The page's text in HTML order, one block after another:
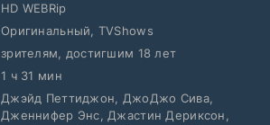
HD WEBRip
Оригинальный, TVShows
зрителям, достигшим 18 лет
1 ч 31 мин
Джэйд Петтиджон, ДжоДжо Сива,
Дженнифер Энс, Джастин Дериксон,